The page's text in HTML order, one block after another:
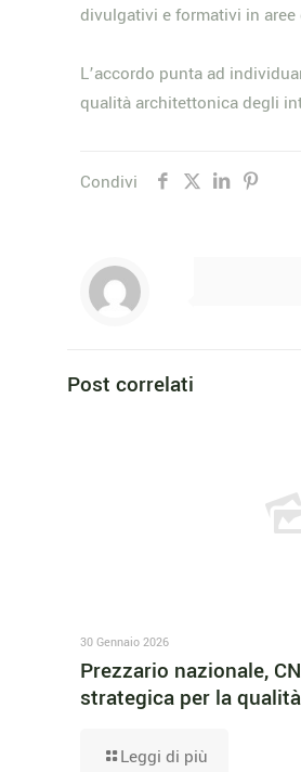
divulgativi e formativi in
L’accordo punta ad
qualità architettonica degli
Condivi
Post correlati
30 Gennaio 2026
Prezzario nazionale,
strategica per la
Leggi di più